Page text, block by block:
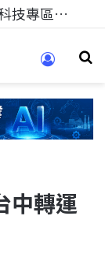
科技人的經驗傳承地！在 Pei Pei 科技專區，與學弟妹交流最硬核的技術
中轉運